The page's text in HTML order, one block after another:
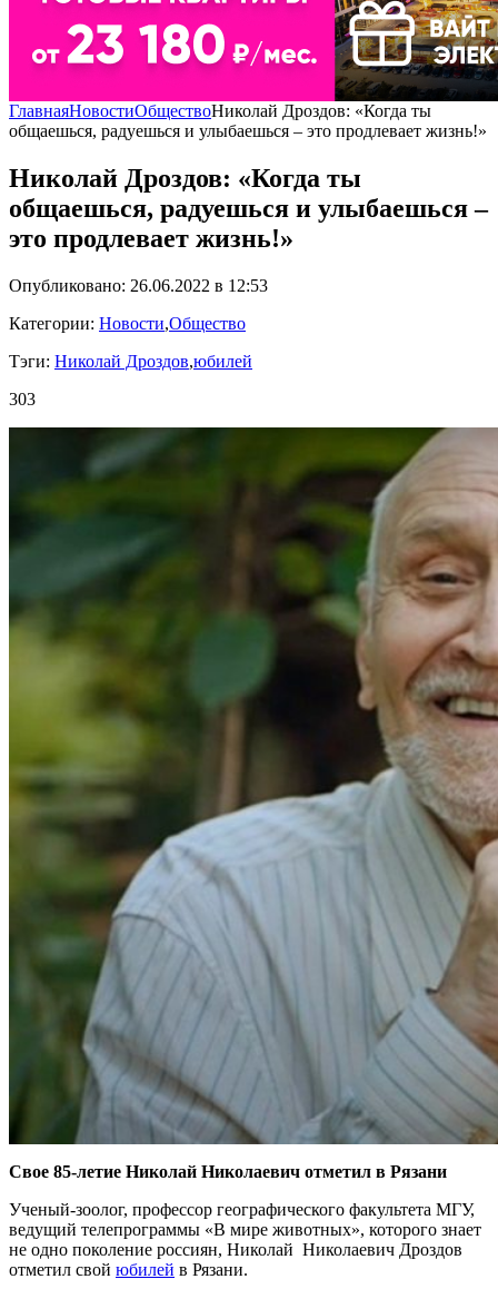
ГлавнаяНовостиОбществоНиколай Дроздов: «Когда ты
общаешься, радуешься и улыбаешься – это продлевает жизнь!»
Николай Дроздов: «Когда ты
общаешься, радуешься и улыбаешься –
это продлевает жизнь!»
Опубликовано: 26.06.2022 в 12:53
Категории: Новости,Общество
Тэги: Николай Дроздов,юбилей
303
Свое 85-летие Николай Николаевич отметил в Рязани
Ученый-зоолог, профессор географического факультета МГУ,
ведущий телепрограммы «В мире животных», которого знает
не одно поколение россиян, Николай Николаевич Дроздов
отметил свой юбилей в Рязани.